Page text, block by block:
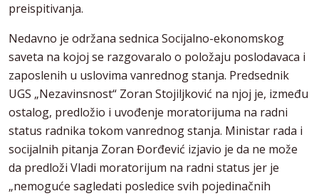
preispitivanja.
Nedavno je održana sednica Socijalno-ekonomskog
saveta na kojoj se razgovaralo o položaju poslodavaca i
zaposlenih u uslovima vanrednog stanja. Predsednik
UGS „Nezavinsnost“ Zoran Stojiljković na njoj je, između
ostalog, predložio i uvođenje moratorijuma na radni
status radnika tokom vanrednog stanja. Ministar rada i
socijalnih pitanja Zoran Đorđević izjavio je da ne može
da predloži Vladi moratorijum na radni status jer je
„nemoguće sagledati posledice svih pojedinačnih